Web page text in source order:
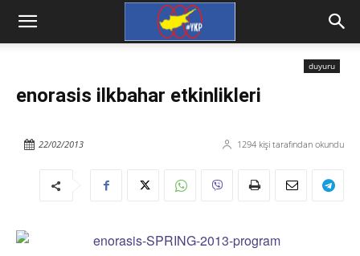
duyuru
enorasis ilkbahar etkinlikleri
1294 kişi tarafından okundu
22/02/2013